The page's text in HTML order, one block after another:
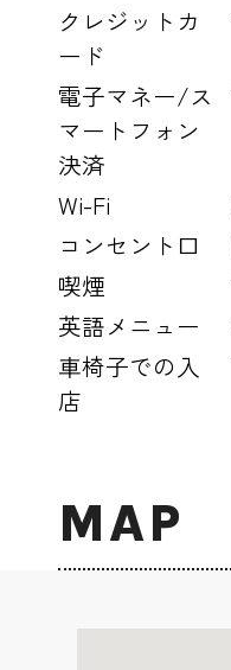
クレジットカ
ード
電子マネー/ス
マートフォン
決済
Wi-Fi
コンセント口
喫煙
英語メニュー
車椅子での入
店
MAP